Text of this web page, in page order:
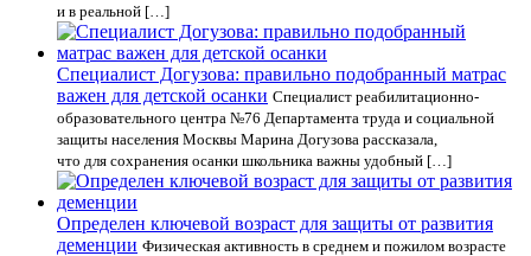
и в реальной […]
Специалист Догузова: правильно подобранный матрас
важен для детской осанки Специалист реабилитационно-
образовательного центра №76 Департамента труда и социальной
защиты населения Москвы Марина Догузова рассказала,
что для сохранения осанки школьника важны удобный […]
Определен ключевой возраст для защиты от развития
деменции Физическая активность в среднем и пожилом возрасте